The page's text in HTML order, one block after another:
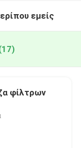
εμείς
φίλτρων